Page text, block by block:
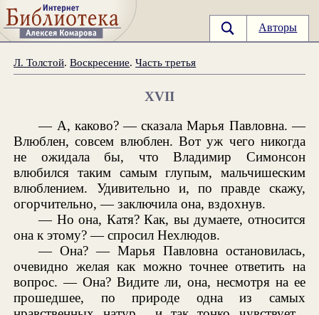
Авторы
Л. Толстой.Воскресение.Часть третья
XVII
— А, каково? — сказала Марья Павловна. —
Влюблен, совсем влюблен. Вот уж чего никогда
не ожидала бы, что Владимир Симонсон
влюбился таким самым глупым, мальчишеским
влюблением. Удивительно и, по правде скажу,
огорчительно, — заключила она, вздохнув.
— Но она, Катя? Как, вы думаете, относится
она к этому? — спросил Нехлюдов.
— Она? — Марья Павловна остановилась,
очевидно желая как можно точнее ответить на
вопрос. — Она? Видите ли, она, несмотря на ее
прошедшее, по природе одна из самых